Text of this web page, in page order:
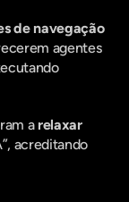
de navegação
agentes
a relaxar
acreditando